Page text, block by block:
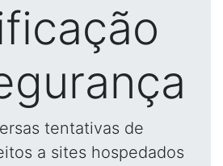
tentativas de
a sites hospedados